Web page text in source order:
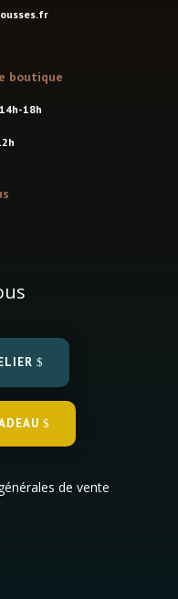
boutique
18h
de vente